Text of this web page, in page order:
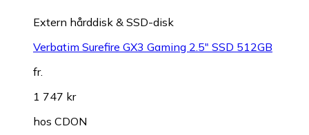
Extern hårddisk & SSD-disk
Verbatim Surefire GX3 Gaming 2.5" SSD 512GB
fr.
1 747 kr
hos CDON